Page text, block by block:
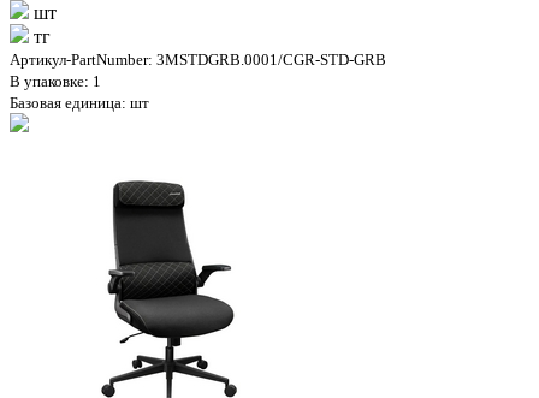
шт
тг
Артикул-PartNumber: 3MSTDGRB.0001/CGR-STD-GRB
В упаковке: 1
Базовая единица: шт